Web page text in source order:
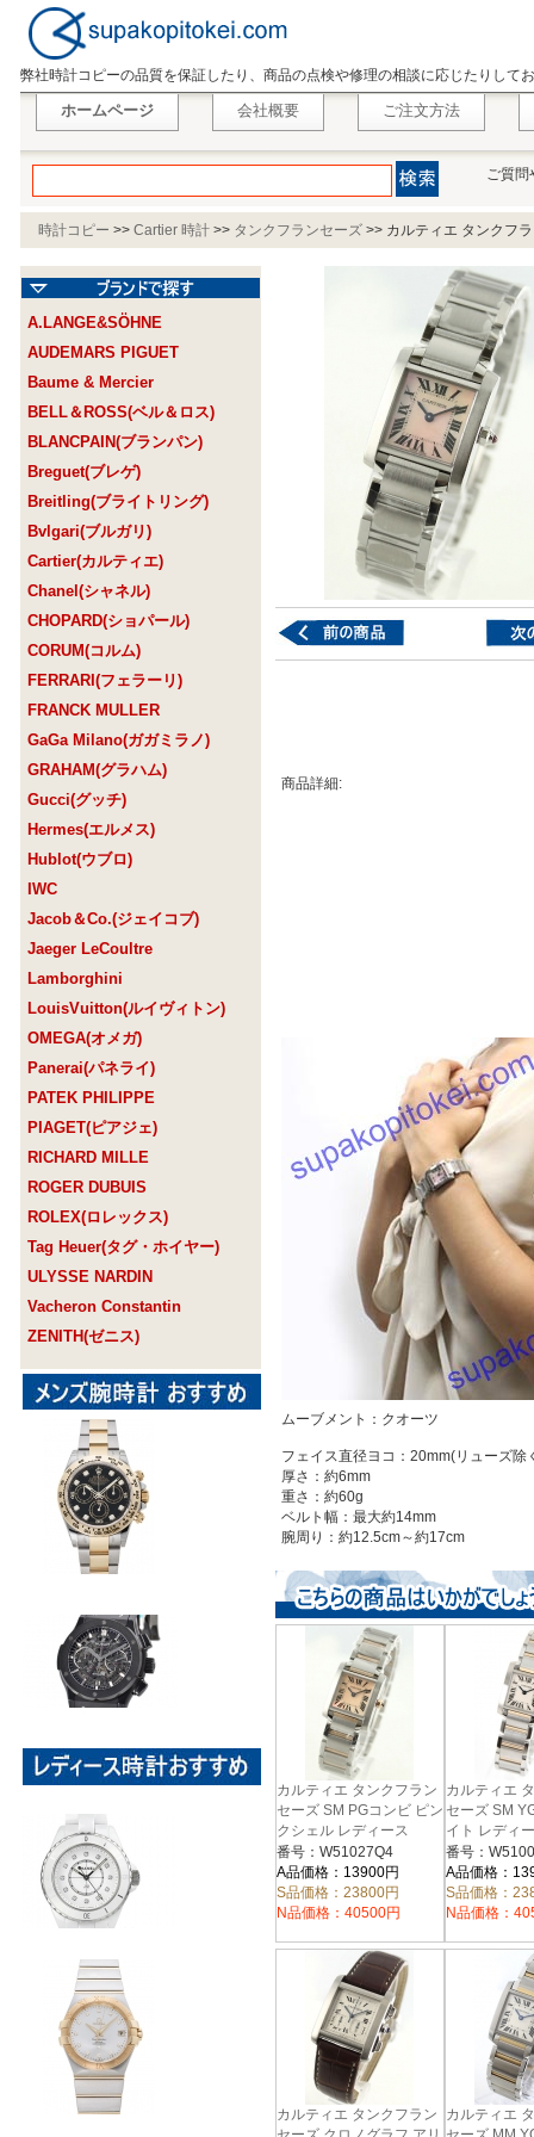
弊社時計コピーの品質を保証したり、商品の点検や修理の相談に応じたりして
ホームページ 会社概要 ご注文方法
ご質問
時計コピー >> Cartier 時計 >> タンクフランセーズ >> カルティエ タンクフ
A.LANGE&SÖHNE
AUDEMARS PIGUET
Baume & Mercier
BELL＆ROSS(ベル＆ロス)
BLANCPAIN(ブランパン)
Breguet(ブレゲ)
Breitling(ブライトリング)
Bvlgari(ブルガリ)
Cartier(カルティエ)
Chanel(シャネル)
CHOPARD(ショパール)
CORUM(コルム)
FERRARI(フェラーリ)
FRANCK MULLER
GaGa Milano(ガガミラノ)
GRAHAM(グラハム)
Gucci(グッチ)
Hermes(エルメス)
Hublot(ウブロ)
IWC
Jacob＆Co.(ジェイコブ)
Jaeger LeCoultre
Lamborghini
LouisVuitton(ルイヴィトン)
OMEGA(オメガ)
Panerai(パネライ)
PATEK PHILIPPE
PIAGET(ピアジェ)
RICHARD MILLE
ROGER DUBUIS
ROLEX(ロレックス)
Tag Heuer(タグ・ホイヤー)
ULYSSE NARDIN
Vacheron Constantin
ZENITH(ゼニス)
商品詳細:
ムーブメント：クオーツ
フェイス直径ヨコ：20mm(リューズ除
厚さ：約6mm
重さ：約60g
ベルト幅：最大約14mm
腕周り：約12.5cm～約17cm
カルティエ タンクフラン
セーズ SM PGコンビ ピン
クシェル レディース
W51027Q4
番号：W51027Q4
A品価格：13900円
S品価格：23800円
N品価格：40500円
カルティエ
セーズ SM
イト レディ
W51007Q4
番号：
A品価格：
S品価格：
N品価格：
カルティエ タンクフラン
カルティエ